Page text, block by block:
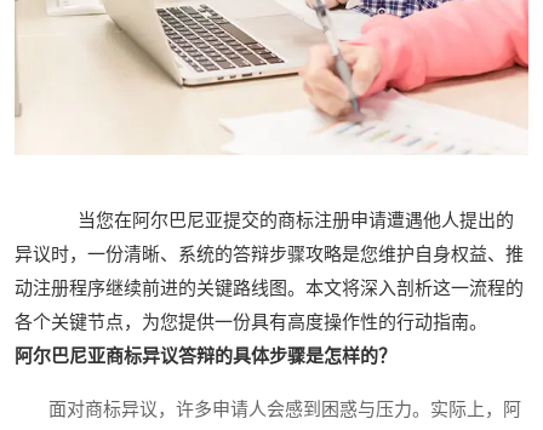
当您在阿尔巴尼亚提交的商标注册申请遭遇他人提出的
异议时，一份清晰、系统的答辩步骤攻略是您维护自身权益、推
动注册程序继续前进的关键路线图。本文将深入剖析这一流程的
各个关键节点，为您提供一份具有高度操作性的行动指南。
阿尔巴尼亚商标异议答辩的具体步骤是怎样的？
面对商标异议，许多申请人会感到困惑与压力。实际上，阿